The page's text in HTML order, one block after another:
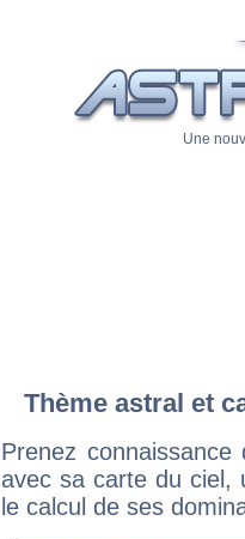
Une
Thème astral et
Prenez
avec sa carte du ciel,
le calcul de ses